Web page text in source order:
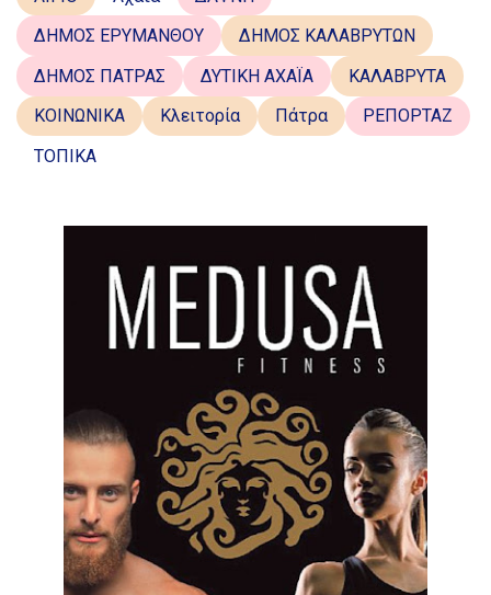
ΔΗΜΟΣ ΕΡΥΜΑΝΘΟΥ
ΔΗΜΟΣ ΚΑΛΑΒΡΥΤΩΝ
ΔΗΜΟΣ ΠΑΤΡΑΣ
ΔΥΤΙΚΗ ΑΧΑΪΑ
ΚΑΛΑΒΡΥΤΑ
ΚΟΙΝΩΝΙΚΑ
Κλειτορία Πάτρα
ΡΕΠΟΡΤΑΖ
ΤΟΠΙΚΑ